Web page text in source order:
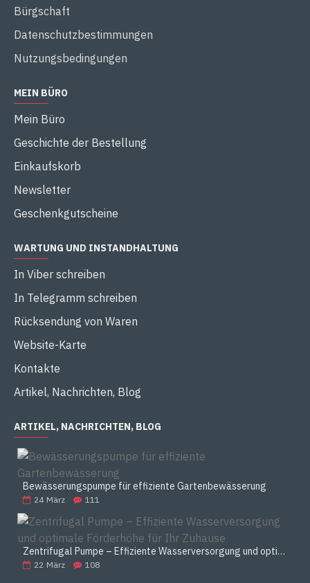
Bürgschaft
Datenschutzbestimmungen
Nutzungsbedingungen
MEIN BÜRO
Mein Büro
Geschichte der Bestellung
Einkaufskorb
Newsletter
Geschenkgutscheine
WARTUNG UND INSTANDHALTUNG
In Viber schreiben
In Telegramm schreiben
Rücksendung von Waren
Website-Karte
Kontakte
Artikel, Nachrichten, Blog
ARTIKEL, NACHRICHTEN, BLOG
Bewässerungspumpe für effiziente Gartenbewässerung
24 März 111
Zentrifugal Pumpe – Effiziente Wasserversorgung und optimale Förderhöhe für Ihr Zuhause
22 März 108